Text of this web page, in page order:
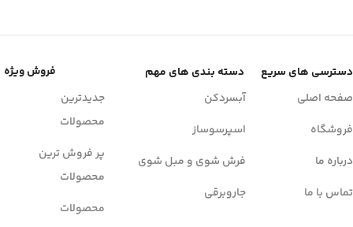
دسترسی های سریع دسته بندی های مهم
فروش ویژه
صفحه اصلی
فروشگاه
درباره ما
تماس با ما
آبسردکن
اسپرسوساز
فرش شوی و مبل شوی
جاروبرقی
جدیدترین
محصولات
پر فروش ترین
محصولات
محصولات